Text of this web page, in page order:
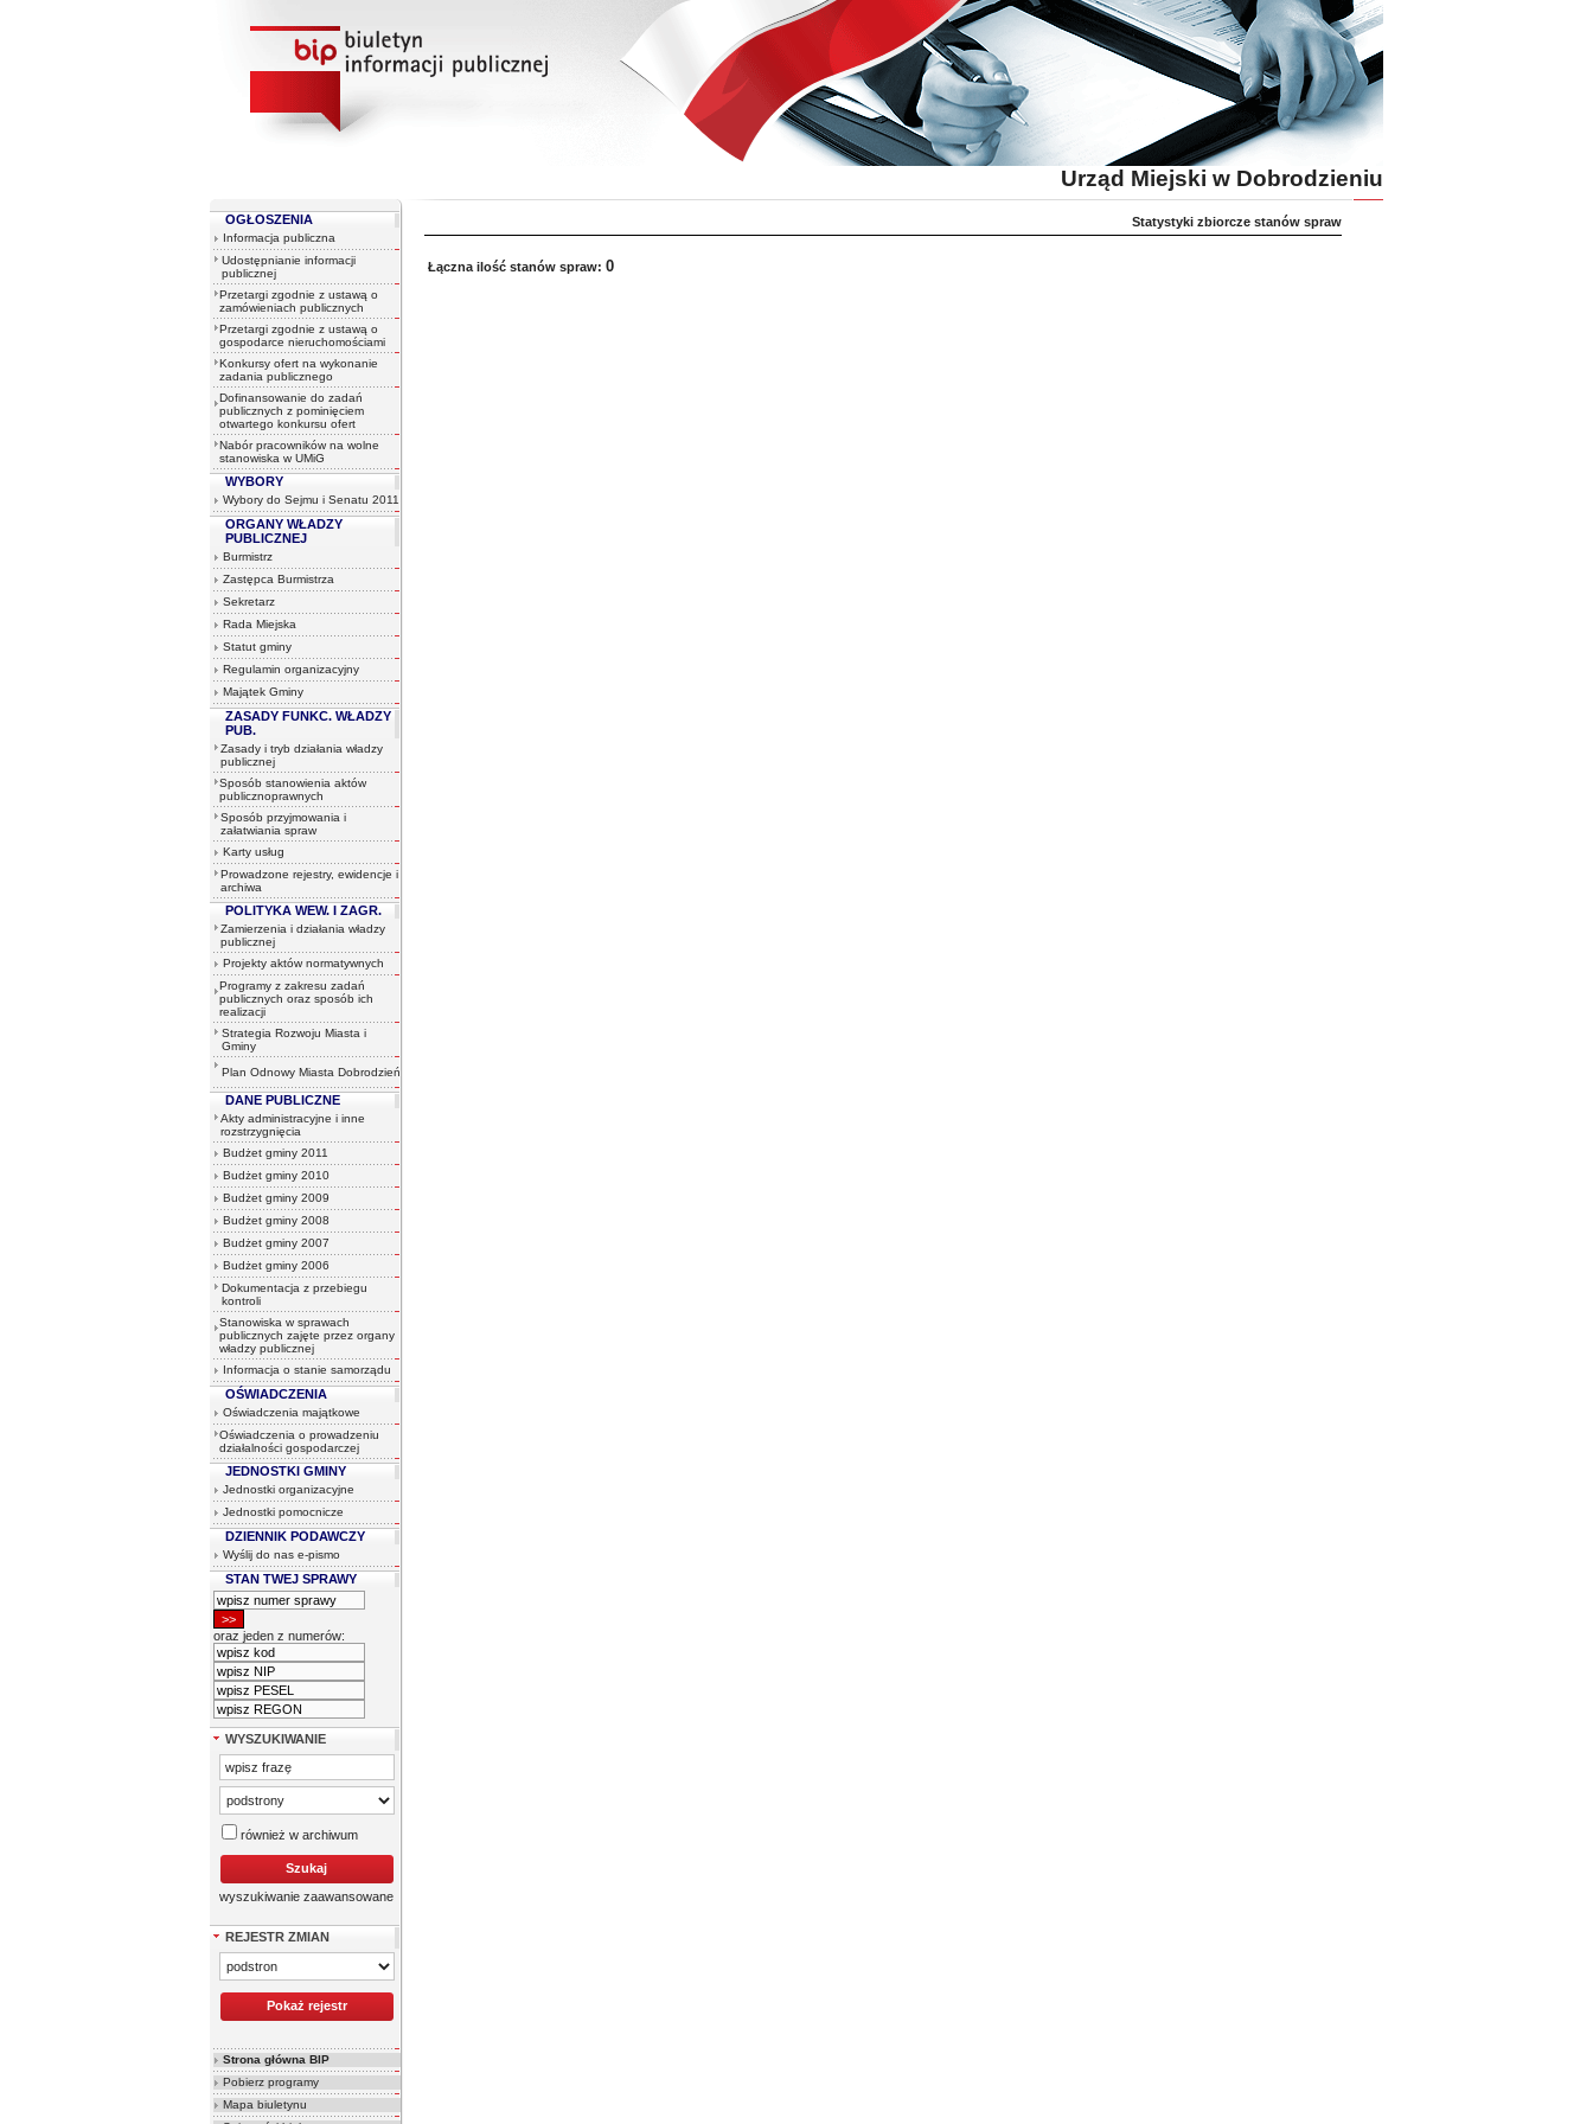
Urząd Miejski w Dobrodzieniu
OGŁOSZENIA
Informacja publiczna
Udostępnianie informacji
publicznej
Przetargi zgodnie z ustawą o
zamówieniach publicznych
Przetargi zgodnie z ustawą o
gospodarce nieruchomościami
Konkursy ofert na wykonanie
zadania publicznego
Dofinansowanie do zadań
publicznych z pominięciem
otwartego konkursu ofert
Nabór pracowników na wolne
stanowiska w UMiG
WYBORY
Wybory do Sejmu i Senatu 2011
ORGANY WŁADZY
PUBLICZNEJ
Burmistrz
Zastępca Burmistrza
Sekretarz
Rada Miejska
Statut gminy
Regulamin organizacyjny
Majątek Gminy
ZASADY FUNKC. WŁADZY
PUB.
Zasady i tryb działania władzy
publicznej
Sposób stanowienia aktów
publicznoprawnych
Sposób przyjmowania i
załatwiania spraw
Karty usług
Prowadzone rejestry, ewidencje i
archiwa
POLITYKA WEW. I ZAGR.
Zamierzenia i działania władzy
publicznej
Projekty aktów normatywnych
Programy z zakresu zadań
publicznych oraz sposób ich
realizacji
Strategia Rozwoju Miasta i
Gminy
Plan Odnowy Miasta Dobrodzień
DANE PUBLICZNE
Akty administracyjne i inne
rozstrzygnięcia
Budżet gminy 2011
Budżet gminy 2010
Budżet gminy 2009
Budżet gminy 2008
Budżet gminy 2007
Budżet gminy 2006
Dokumentacja z przebiegu
kontroli
Stanowiska w sprawach
publicznych zajęte przez organy
władzy publicznej
Informacja o stanie samorządu
OŚWIADCZENIA
Oświadczenia majątkowe
Oświadczenia o prowadzeniu
działalności gospodarczej
JEDNOSTKI GMINY
Jednostki organizacyjne
Jednostki pomocnicze
DZIENNIK PODAWCZY
Wyślij do nas e-pismo
STAN TWEJ SPRAWY
oraz jeden z numerów:
WYSZUKIWANIE
również w archiwum
wyszukiwanie zaawansowane
REJESTR ZMIAN
Strona główna BIP
Pobierz programy
Mapa biuletynu
Statystyki zbiorcze stanów spraw
Łączna ilość stanów spraw: 0